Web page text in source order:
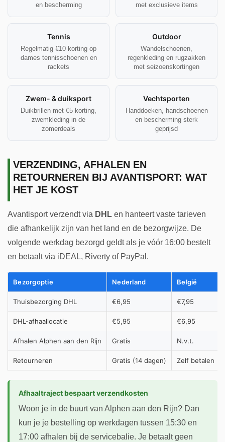
en bescherming
met exclusieve items
Tennis
Regelmatig €10 korting op
dames tennisschoenen en
rackets
Outdoor
Wandelschoenen,
regenkleding en rugzakken
met seizoenskortingen
Zwem- & duiksport
Duikbrillen met €5 korting,
zwemkleding in de
zomerdeals
Vechtsporten
Handdoeken, handschoenen
en bescherming sterk
geprijsd
VERZENDING, AFHALEN EN
RETOURNEREN BIJ AVANTISPORT: WAT
HET JE KOST
Avantisport verzendt via DHL en hanteert vaste tarieven
die afhankelijk zijn van het land en de bezorgwijze. De
volgende werkdag bezorgd geldt als je vóór 16:00 bestelt
en betaalt via iDEAL, Riverty of PayPal.
Bezorgoptie Nederland België
Thuisbezorging DHL €6,95 €7,95
DHL-afhaallocatie €5,95 €6,95
Afhalen Alphen aan den Rijn Gratis N.v.t.
Retourneren Gratis (14 dagen) Zelf betalen
Afhaaltraject bespaart verzendkosten
Woon je in de buurt van Alphen aan den Rijn? Dan
kun je je bestelling op werkdagen tussen 15:30 en
17:00 afhalen bij de servicebalie. Je betaalt geen